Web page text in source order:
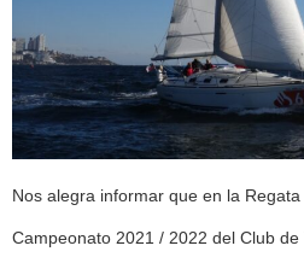
Nos alegra informar que en la
Campeonato 2021 / 2022 del Club de